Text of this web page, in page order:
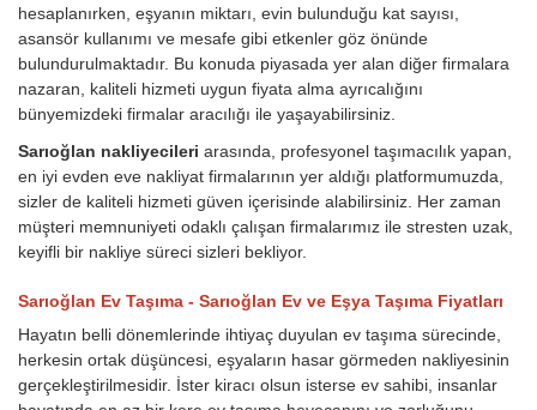
hesaplanırken, eşyanın miktarı, evin bulunduğu kat sayısı,
asansör kullanımı ve mesafe gibi etkenler göz önünde
bulundurulmaktadır. Bu konuda piyasada yer alan diğer firmalara
nazaran, kaliteli hizmeti uygun fiyata alma ayrıcalığını
bünyemizdeki firmalar aracılığı ile yaşayabilirsiniz.
Sarıoğlan nakliyecileri arasında, profesyonel taşımacılık yapan,
en iyi evden eve nakliyat firmalarının yer aldığı platformumuzda,
sizler de kaliteli hizmeti güven içerisinde alabilirsiniz. Her zaman
müşteri memnuniyeti odaklı çalışan firmalarımız ile stresten uzak,
keyifli bir nakliye süreci sizleri bekliyor.
Sarıoğlan Ev Taşıma - Sarıoğlan Ev ve Eşya Taşıma Fiyatları
Hayatın belli dönemlerinde ihtiyaç duyulan ev taşıma sürecinde,
herkesin ortak düşüncesi, eşyaların hasar görmeden nakliyesinin
gerçekleştirilmesidir. İster kiracı olsun isterse ev sahibi, insanlar